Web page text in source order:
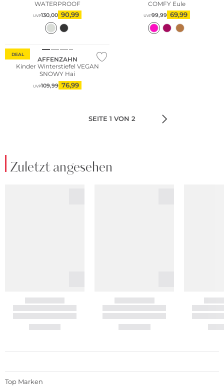
WATERPROOF
UVP130,00 90,99
COMFY Eule
UVP99,99 69,99
DEAL
AFFENZAHN
Kinder Winterstiefel VEGAN
SNOWY Hai
UVP109,99 76,99
SEITE 1 VON 2
Zuletzt angesehen
Top Marken